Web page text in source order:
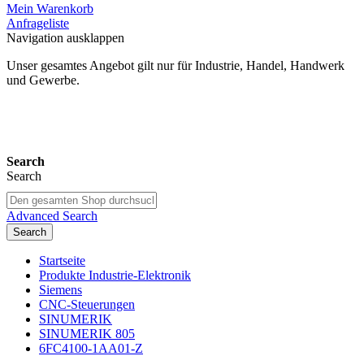
Mein Warenkorb
Anfrageliste
Navigation ausklappen
Unser gesamtes Angebot gilt nur für Industrie, Handel, Handwerk
und Gewerbe.
Search
Search
Advanced Search
Search
Startseite
Produkte Industrie-Elektronik
Siemens
CNC-Steuerungen
SINUMERIK
SINUMERIK 805
6FC4100-1AA01-Z